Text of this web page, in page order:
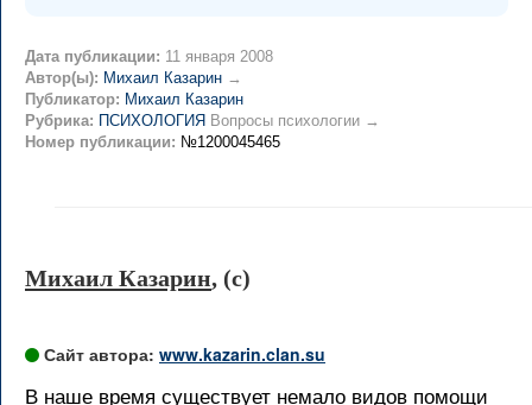
Дата публикации: 11 января 2008
Автор(ы): Михаил Казарин →
Публикатор: Михаил Казарин
Рубрика: ПСИХОЛОГИЯ Вопросы психологии →
Номер публикации: №1200045465
Михаил Казарин, (c)
Сайт автора: www.kazarin.clan.su
В наше время существует немало видов помощи